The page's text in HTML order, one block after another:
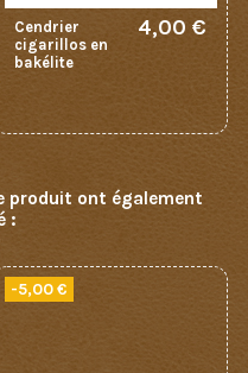
Cendrier
cigarillos en
bakélite
4,00 €
produit ont également
:
-5,00 €